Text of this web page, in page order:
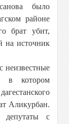
было
районе
брат убит,
на источник
неизвестные
в котором
Аликурбан.
депутаты с